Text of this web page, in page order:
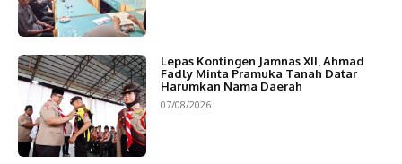
Lepas Kontingen Jamnas XII, Ahmad
Fadly Minta Pramuka Tanah Datar
Harumkan Nama Daerah
07/08/2026